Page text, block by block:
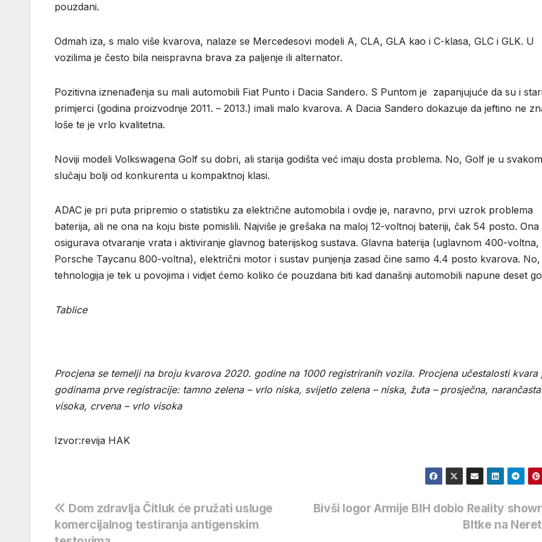
pouzdani.
Odmah iza, s malo više kvarova, nalaze se Mercedesovi modeli A, CLA, GLA kao i C-klasa, GLC i GLK. U
vozilima je često bila neispravna brava za paljenje ili alternator.
Pozitivna iznenađenja su mali automobili Fiat Punto i Dacia Sandero. S Puntom je zapanjujuće da su i
primjerci (godina proizvodnje 2011. – 2013.) imali malo kvarova. A Dacia Sandero dokazuje da jeftino ne
loše te je vrlo kvalitetna.
Noviji modeli Volkswagena Golf su dobri, ali starija godišta već imaju dosta problema. No, Golf je u svakom
slučaju bolji od konkurenta u kompaktnoj klasi.
ADAC je pri puta pripremio o statistiku za električne automobila i ovdje je, naravno, prvi uzrok problema
baterija, ali ne ona na koju biste pomislili. Najviše je grešaka na maloj 12-voltnoj bateriji, čak 54 posto. Ona
osigurava otvaranje vrata i aktiviranje glavnog baterijskog sustava. Glavna baterija (uglavnom 400-voltna,
Porsche Taycanu 800-voltna), električni motor i sustav punjenja zasad čine samo 4.4 posto kvarova.
tehnologija je tek u povojima i vidjet ćemo koliko će pouzdana biti kad današnji automobili napune deset
Tablice
Procjena se temelji na broju kvarova 2020. godine na 1000 registriranih vozila. Procjena učestalosti kvara
godinama prve registracije: tamno zelena – vrlo niska, svijetlo zelena – niska, žuta – prosječna,
visoka, crvena – vrlo visoka
Izvor:revija HAK
Navigacija
Bivši logor Armije BIH dobio Reality
BItke na
Dom zdravlja Čitluk će pružati usluge
komercijalnog testiranja antigenskim